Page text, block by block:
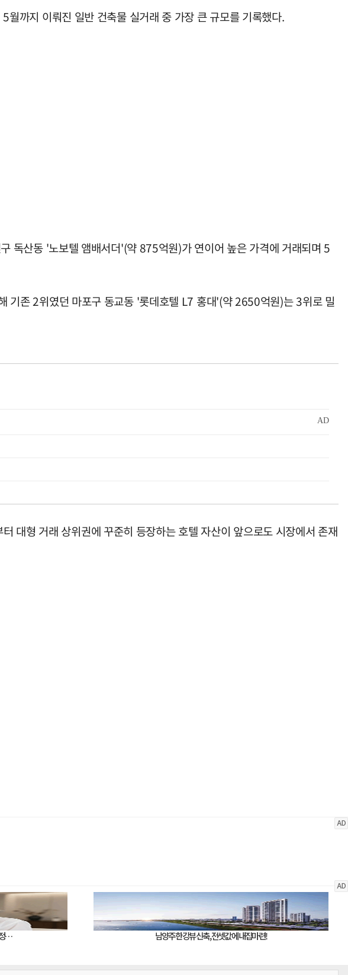
까지 이뤄진 일반 건축물 실거래 중 가장 큰 규모를 기록했다.
독산동 '노보텔 앰배서더'(약 875억원)가 연이어 높은 가격에 거래되며 5
기존 2위였던 마포구 동교동 '롯데호텔 L7 홍대'(약 2650억원)는 3위로 밀
대형 거래 상위권에 꾸준히 등장하는 호텔 자산이 앞으로도 시장에서 존재